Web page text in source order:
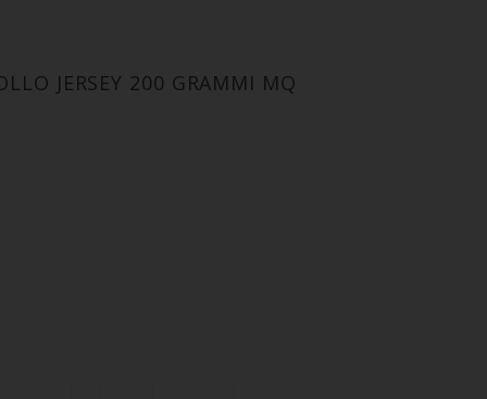
JERSEY 200 GRAMMI MQ